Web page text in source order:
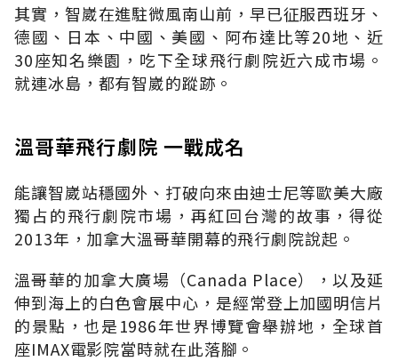
其實，智崴在進駐微風南山前，早已征服西班牙、
德國、日本、中國、美國、阿布達比等20地、近
30座知名樂園，吃下全球飛行劇院近六成市場。
就連冰島，都有智崴的蹤跡。
溫哥華飛行劇院 一戰成名
能讓智崴站穩國外、打破向來由迪士尼等歐美大廠
獨占的飛行劇院市場，再紅回台灣的故事，得從
2013年，加拿大溫哥華開幕的飛行劇院說起。
溫哥華的加拿大廣場（Canada Place），以及延
伸到海上的白色會展中心，是經常登上加國明信片
的景點，也是1986年世界博覽會舉辦地，全球首
座IMAX電影院當時就在此落腳。